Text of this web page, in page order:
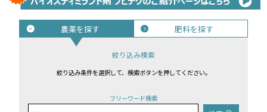
農薬を探す 肥料を探す
絞り込み検索
絞り込み条件を選択して、検索ボタンを押してください。
フリーワード検索